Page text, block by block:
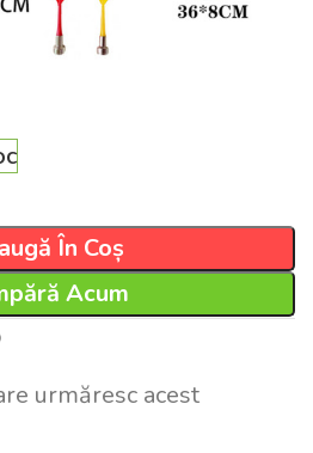
În Coș
Acum
urmăresc acest